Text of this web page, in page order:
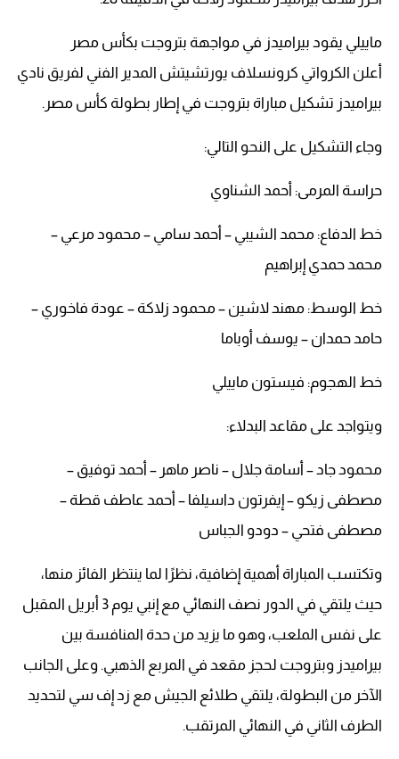
ماييلي يقود بيراميدز في مواجهة بتروجت بكأس مصر
أعلن الكرواتي كرونسلاف يورتشيتش المدير الفني لفريق نادي
بيراميدز تشكيل مباراة بتروجت في إطار بطولة كأس مصر.
وجاء التشكيل على النحو التالي:
حراسة المرمى: أحمد الشناوي
خط الدفاع: محمد الشيبي – أحمد سامي – محمود مرعي –
محمد حمدي إبراهيم
خط الوسط: مهند لاشين – محمود زلاكة – عودة فاخوري –
حامد حمدان – يوسف أوباما
خط الهجوم: فيستون ماييلي
ويتواجد على مقاعد البدلاء:
محمود جاد – أسامة جلال – ناصر ماهر – أحمد توفيق –
مصطفى زيكو – إيفرتون داسيلفا – أحمد عاطف قطة –
مصطفى فتحي – دودو الجباس
وتكتسب المباراة أهمية إضافية، نظرًا لما ينتظر الفائز منها،
حيث يلتقي في الدور نصف النهائي مع إنبي يوم 3 أبريل المقبل
على نفس الملعب، وهو ما يزيد من حدة المنافسة بين
بيراميدز وبتروجت لحجز مقعد في المربع الذهبي. وعلى الجانب
الآخر من البطولة، يلتقي طلائع الجيش مع زد إف سي لتحديد
الطرف الثاني في النهائي المرتقب.